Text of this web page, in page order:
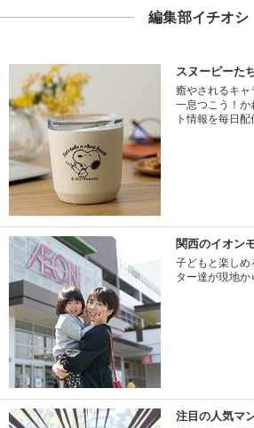
編集部イチオシ
スヌーピーた
癒やされるキャ
一息つこう！か
ト情報を毎日配
関西のイオン
子どもと楽しめ
ター達が現地か
注目の人気マ